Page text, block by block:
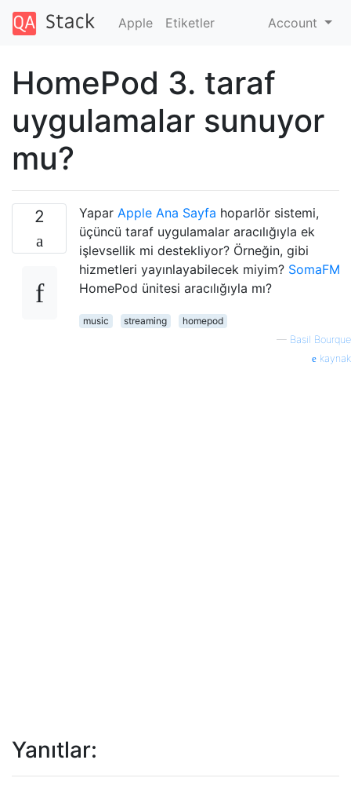
Apple Etiketler Account
HomePod 3. taraf
uygulamalar sunuyor
mu?
2 Yapar Apple Ana Sayfa hoparlör sistemi,
üçüncü taraf uygulamalar aracılığıyla ek
işlevsellik mi destekliyor? Örneğin, gibi
hizmetleri yayınlayabilecek miyim? SomaFM
HomePod ünitesi aracılığıyla mı?
music streaming
homepod
— Basil Bourque
kaynak
Yanıtlar: